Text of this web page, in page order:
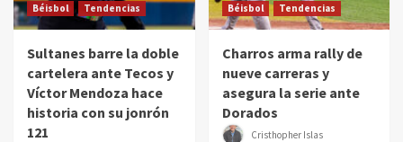
Béisbol Tendencias
Sultanes barre la doble
cartelera ante Tecos y
Víctor Mendoza hace
historia con su jonrón
121
Béisbol Tendencias
Charros arma rally de
nueve carreras y
asegura la serie ante
Dorados
Cristhopher Islas